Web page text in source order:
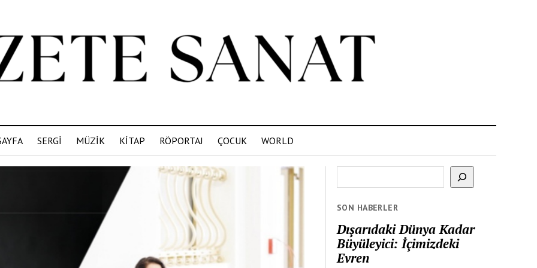
SERGİ MÜZİK KİTAP RÖPORTAJ ÇOCUK WORLD
SON HABERLER
Dışarıdaki Dünya Kadar
Büyüleyici: İçimizdeki
Evren